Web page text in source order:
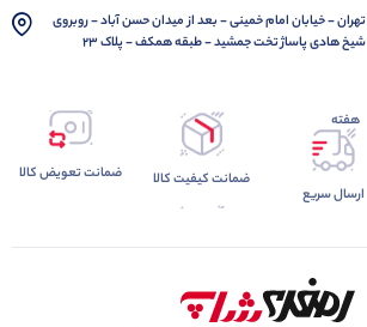
تهران - خیابان امام خمینی - بعد از میدان حسن آباد - روبروی
شیخ هادی پاساژ تخت جمشید - طبقه همکف - پلاک 23
هفته
ارسال سریع
ضمانت کیفیت کالا ضمانت تعویض کالا